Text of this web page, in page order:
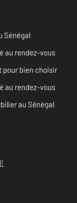
Sénégal
au rendez-vous
pour bien choisir
au rendez-vous
au Sénégal